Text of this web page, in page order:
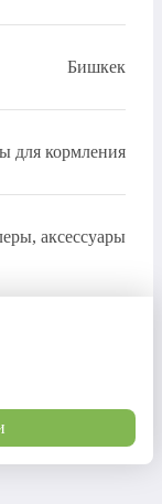
Бишкек
для кормления
аксессуары